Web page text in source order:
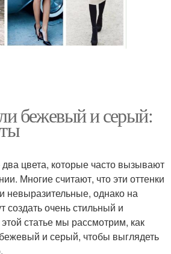
бежевый и серый:
цвета, которые часто вызывают
Многие считают, что эти оттенки
невыразительные, однако на
создать очень стильный и
статье мы рассмотрим, как
и серый, чтобы выглядеть